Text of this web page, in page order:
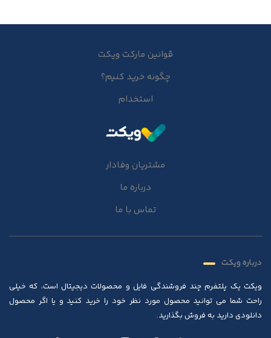
قوانین مارکت ویکت
چگونه خرید کنیم؟
استخدام
مشتریان وفادار
درباره ما
تماس با ما
درباره ویکت
ویکت یک پلتفرم چند فروشندگی فایل و محصولات دیجیتال است، که خیلی
راحت شما می توانید محصول مورد نظر خود را خرید کنید و یا اگر محصول
دانلودی دارید به فروش بگذارید.